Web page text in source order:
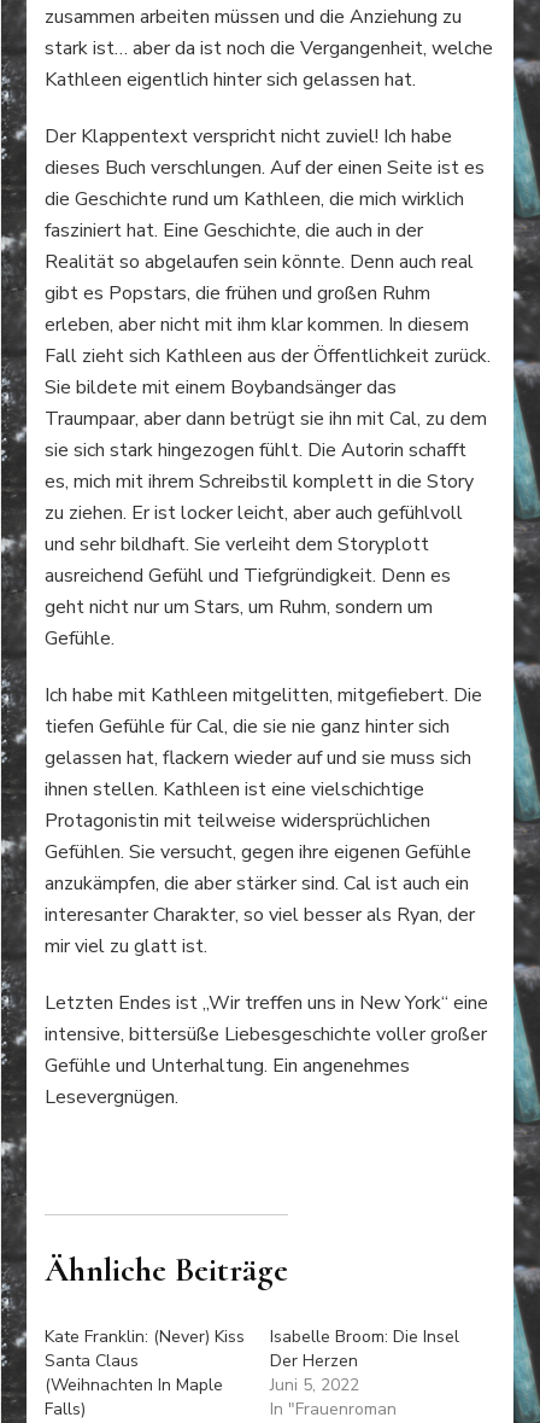
zusammen arbeiten müssen und die Anziehung zu
stark ist… aber da ist noch die Vergangenheit, welche
Kathleen eigentlich hinter sich gelassen hat.
Der Klappentext verspricht nicht zuviel! Ich habe
dieses Buch verschlungen. Auf der einen Seite ist es
die Geschichte rund um Kathleen, die mich wirklich
fasziniert hat. Eine Geschichte, die auch in der
Realität so abgelaufen sein könnte. Denn auch real
gibt es Popstars, die frühen und großen Ruhm
erleben, aber nicht mit ihm klar kommen. In diesem
Fall zieht sich Kathleen aus der Öffentlichkeit zurück.
Sie bildete mit einem Boybandsänger das
Traumpaar, aber dann betrügt sie ihn mit Cal, zu dem
sie sich stark hingezogen fühlt. Die Autorin schafft
es, mich mit ihrem Schreibstil komplett in die Story
zu ziehen. Er ist locker leicht, aber auch gefühlvoll
und sehr bildhaft. Sie verleiht dem Storyplott
ausreichend Gefühl und Tiefgründigkeit. Denn es
geht nicht nur um Stars, um Ruhm, sondern um
Gefühle.
Ich habe mit Kathleen mitgelitten, mitgefiebert. Die
tiefen Gefühle für Cal, die sie nie ganz hinter sich
gelassen hat, flackern wieder auf und sie muss sich
ihnen stellen. Kathleen ist eine vielschichtige
Protagonistin mit teilweise widersprüchlichen
Gefühlen. Sie versucht, gegen ihre eigenen Gefühle
anzukämpfen, die aber stärker sind. Cal ist auch ein
interesanter Charakter, so viel besser als Ryan, der
mir viel zu glatt ist.
Letzten Endes ist „Wir treffen uns in New York“ eine
intensive, bittersüße Liebesgeschichte voller großer
Gefühle und Unterhaltung. Ein angenehmes
Lesevergnügen.
Ähnliche Beiträge
Kate Franklin: (Never) Kiss
Santa Claus
(Weihnachten In Maple
Falls)
Isabelle Broom: Die Insel
Der Herzen
Juni 5, 2022
In "Frauenroman